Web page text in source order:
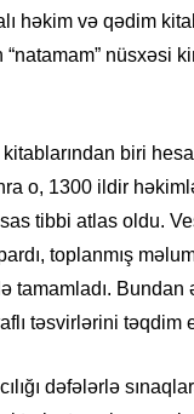
həkim və qədim
nüsxəsi
biri
o, 1300 ildir
tibbi atlas oldu.
toplanmış
tamamladı. Bundan
təsvirlərini təqdim
dəfələrlə